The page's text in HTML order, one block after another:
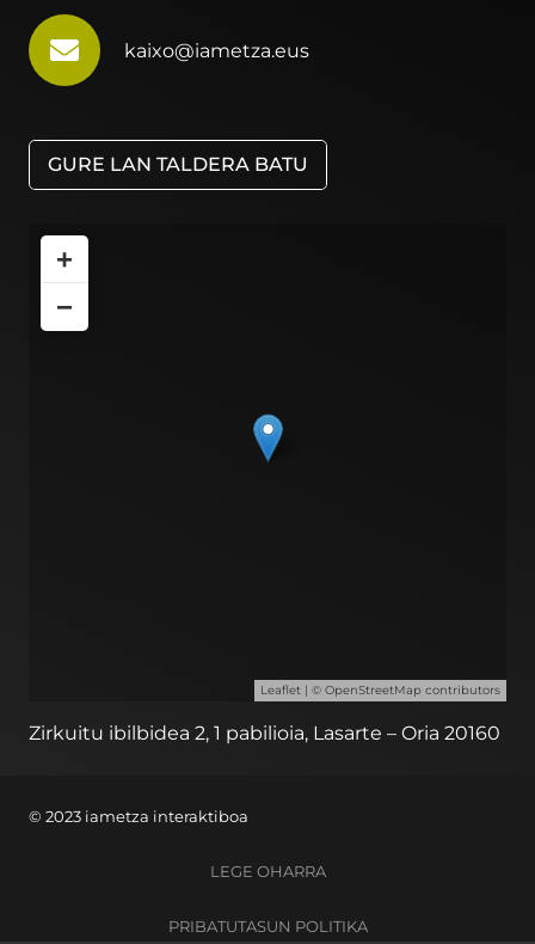
kaixo@iametza.eus
GURE LAN TALDERA BATU
+
−
Leaflet | © OpenStreetMap contributors
Zirkuitu ibilbidea 2, 1 pabilioia, Lasarte – Oria 20160
© 2023 iametza interaktiboa
LEGE OHARRA
PRIBATUTASUN POLITIKA